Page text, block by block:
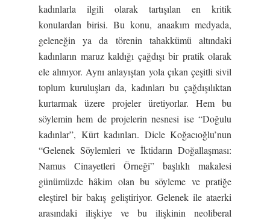
kadınlarla ilgili olarak tartışılan en kritik
konulardan birisi. Bu konu, anaakım medyada,
geleneğin ya da törenin tahakkümü altındaki
kadınların maruz kaldığı çağdışı bir pratik olarak
ele alınıyor. Aynı anlayıştan yola çıkan çeşitli sivil
toplum kuruluşları da, kadınları bu çağdışılıktan
kurtarmak üzere projeler üretiyorlar. Hem bu
söylemin hem de projelerin nesnesi ise “Doğulu
kadınlar”, Kürt kadınları. Dicle Koğacıoğlu’nun
“Gelenek Söylemleri ve İktidarın Doğallaşması:
Namus Cinayetleri Örneği” başlıklı makalesi
günümüzde hâkim olan bu söyleme ve pratiğe
eleştirel bir bakış geliştiriyor. Gelenek ile ataerki
arasındaki ilişkiye ve bu ilişkinin neoliberal